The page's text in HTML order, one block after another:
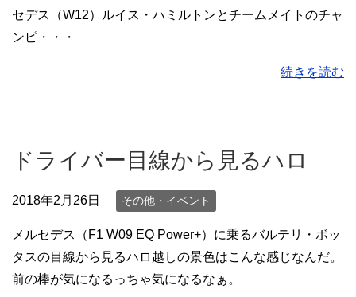
セデス（W12）ルイス・ハミルトンとチームメイトのチャ
ンピ・・・
続きを読む
ドライバー目線から見るハロ
2018年2月26日 その他・イベント
メルセデス（F1 W09 EQ Power+）に乗るバルテリ・ボッ
タスの目線から見るハロ越しの景色はこんな感じなんだ。
前の棒が気になるっちゃ気になるなぁ。